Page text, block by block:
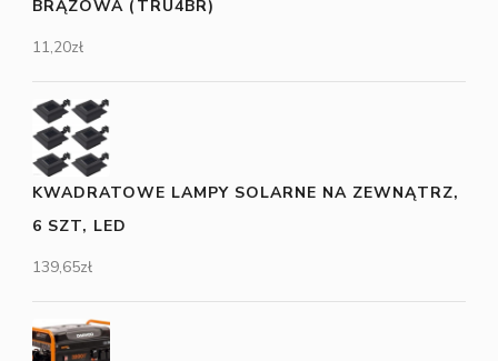
BRĄZOWA (TRU4BR)
11,20zł
KWADRATOWE LAMPY SOLARNE NA ZEWNĄTRZ,
6 SZT, LED
139,65zł